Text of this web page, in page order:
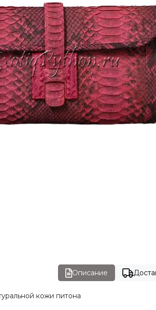
Описание
кожи питона